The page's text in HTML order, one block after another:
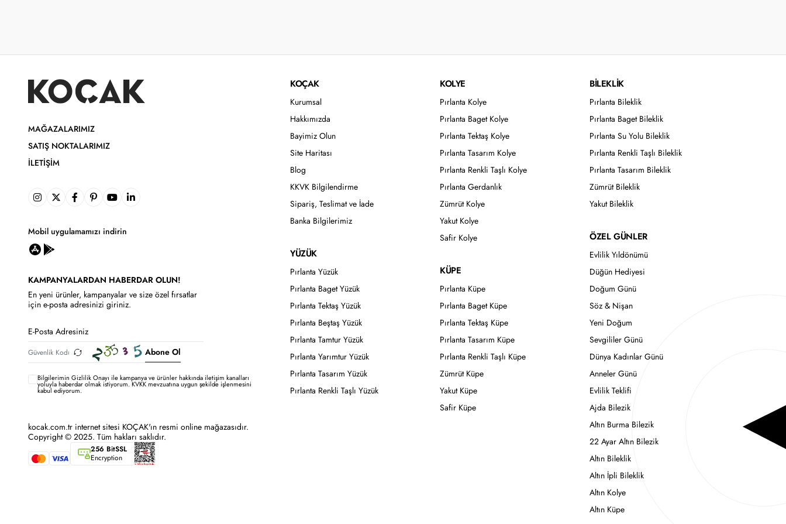
MAĞAZALARIMIZ
SATIŞ NOKTALARIMIZ
İLETIŞIM
Mobil uygulamamızı indirin
KAMPANYALARDAN HABERDAR OLUN!
En yeni ürünler, kampanyalar ve size özel fırsatlar
için e-posta adresinizi giriniz.
Abone Ol
Bilgilerimin Gizlilik Onayı ile kampanya ve ürünler hakkında iletişim kanalları
yoluyla haberdar olmak istiyorum.KVKK mevzuatına uygun şekilde işlenmesini
kabul ediyorum.
kocak.com.tr internet sitesi KOÇAK'ın resmi online mağazasıdır.
Copyright © 2025. Tüm hakları saklıdır.
256 BitSSL
Encryption
KOÇAK
Kurumsal
Hakkımızda
Bayimiz Olun
Site Haritası
Blog
KKVK Bilgilendirme
Sipariş, Teslimat ve İade
Banka Bilgilerimiz
YÜZÜK
Pırlanta Yüzük
Pırlanta Baget Yüzük
Pırlanta Tektaş Yüzük
Pırlanta Beştaş Yüzük
Pırlanta Tamtur Yüzük
Pırlanta Yarımtur Yüzük
Pırlanta Tasarım Yüzük
Pırlanta Renkli Taşlı Yüzük
KOLYE
Pırlanta Kolye
Pırlanta Baget Kolye
Pırlanta Tektaş Kolye
Pırlanta Tasarım Kolye
Pırlanta Renkli Taşlı Kolye
Pırlanta Gerdanlık
Zümrüt Kolye
Yakut Kolye
Safir Kolye
KÜPE
Pırlanta Küpe
Pırlanta Baget Küpe
Pırlanta Tektaş Küpe
Pırlanta Tasarım Küpe
Pırlanta Renkli Taşlı Küpe
Zümrüt Küpe
Yakut Küpe
Safir Küpe
BİLEKLİK
Pırlanta Bileklik
Pırlanta Baget Bileklik
Pırlanta Su Yolu Bileklik
Pırlanta Renkli Taşlı Bileklik
Pırlanta Tasarım Bileklik
Zümrüt Bileklik
Yakut Bileklik
ÖZEL GÜNLER
Evlilik Yıldönümü
Düğün Hediyesi
Doğum Günü
Söz & Nişan
Yeni Doğum
Sevgililer Günü
Dünya Kadınlar Günü
Anneler Günü
Evlilik Teklifi
Ajda Bilezik
Altın Burma Bilezik
22 Ayar Altın Bilezik
Altın Bileklik
Altın İpli Bileklik
Altın Kolye
Altın Küpe